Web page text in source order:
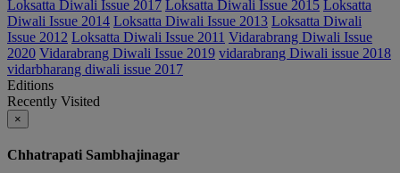
Loksatta Diwali Issue 2017 Loksatta Diwali Issue 2015 Loksatta
Diwali Issue 2014 Loksatta Diwali Issue 2013 Loksatta Diwali
Issue 2012 Loksatta Diwali Issue 2011 Vidarabrang Diwali Issue
2020 Vidarabrang Diwali Issue 2019 vidarabrang Diwali issue 2018
vidarbharang diwali issue 2017
Editions
Recently Visited
×
Chhatrapati Sambhajinagar